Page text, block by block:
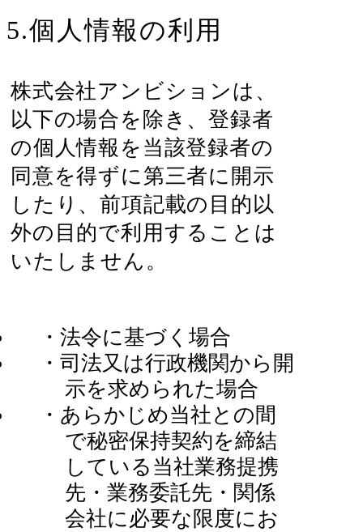
5.個人情報の利用
株式会社アンビションは、
以下の場合を除き、登録者
の個人情報を当該登録者の
同意を得ずに第三者に開示
したり、前項記載の目的以
外の目的で利用することは
いたしません。
・法令に基づく場合
・司法又は行政機関から開
示を求められた場合
・あらかじめ当社との間
で秘密保持契約を締結
している当社業務提携
先・業務委託先・関係
会社に必要な限度にお